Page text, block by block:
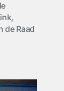
de Raad